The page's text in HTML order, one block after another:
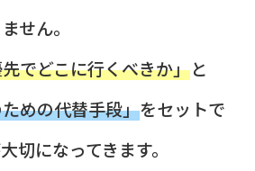
せん。
でどこに行くべきか」と
めの代替手段」をセットで
切になってきます。